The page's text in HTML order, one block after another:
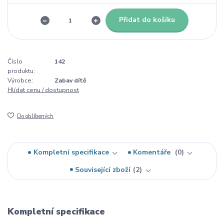
Přidat do košíku
Číslo
produktu:
142
Výrobce:
Zabav dítě
Hlídat cenu / dostupnost
Do oblíbených
Kompletní specifikace Komentáře
0
Související zboží 2
Kompletní specifikace